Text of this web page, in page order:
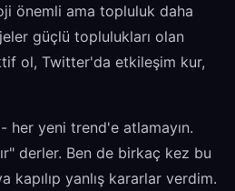
önemli ama topluluk daha
güçlü toplulukları olan
ol, Twitter'da etkileşim kur,
her yeni trend'e atlamayın.
derler. Ben de birkaç kez bu
kapılıp yanlış kararlar verdim.